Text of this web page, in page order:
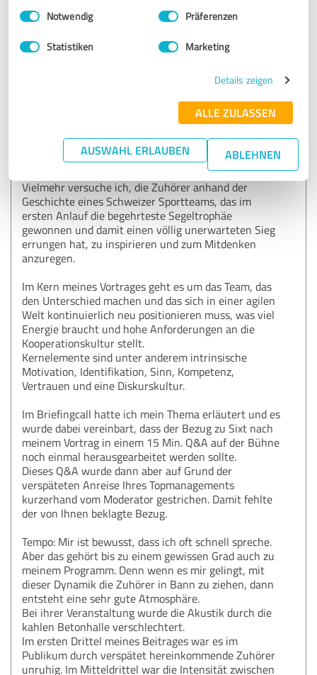
Impressum Datenschutzbestimmungen
Einwilligungsauswahl
Notwendig Präferenzen
Statistiken Marketing
Details zeigen
ALLE ZULASSEN
AUSWAHL ERLAUBEN ABLEHNEN
15Minuten (90Min vor meinem eigentlichen Termin)
seinem Termin schaffe. Für mich eine
Inhalt: Das Motto Ihrer Veranstaltung lautete "Get
Publikum nicht kurzfristig mit lauter Musik emotional
auf und liefere keine fünf Besten –Tips, wie man
Vielmehr versuche ich, die Zuhörer anhand der
Geschichte eines Schweizer Sportteams, das im
ersten Anlauf die begehrteste Segeltrophäe
gewonnen und damit einen völlig unerwarteten Sieg
errungen hat, zu inspirieren und zum Mitdenken
anzuregen.
Im Kern meines Vortrages geht es um das Team, das
den Unterschied machen und das sich in einer agilen
Welt kontinuierlich neu positionieren muss, was viel
Energie braucht und hohe Anforderungen an die
Kooperationskultur stellt.
Kernelemente sind unter anderem intrinsische
Motivation, Identifikation, Sinn, Kompetenz,
Vertrauen und eine Diskurskultur.
Im Briefingcall hatte ich mein Thema erläutert und es
wurde dabei vereinbart, dass der Bezug zu Sixt nach
meinem Vortrag in einem 15 Min. Q&A auf der Bühne
noch einmal herausgearbeitet werden sollte.
Dieses Q&A wurde dann aber auf Grund der
verspäteten Anreise Ihres Topmanagements
kurzerhand vom Moderator gestrichen. Damit fehlte
der von Ihnen beklagte Bezug.
Tempo: Mir ist bewusst, dass ich oft schnell spreche.
Aber das gehört bis zu einem gewissen Grad auch zu
meinem Programm. Denn wenn es mir gelingt, mit
dieser Dynamik die Zuhörer in Bann zu ziehen, dann
entsteht eine sehr gute Atmosphäre.
Bei ihrer Veranstaltung wurde die Akustik durch die
kahlen Betonhalle verschlechtert.
Im ersten Drittel meines Beitrages war es im
Publikum durch verspätet hereinkommende Zuhörer
unruhig. Im Mitteldrittel war die Intensität zwischen